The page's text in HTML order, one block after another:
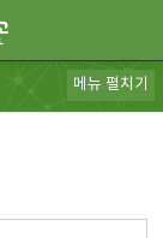
메뉴 펼치기